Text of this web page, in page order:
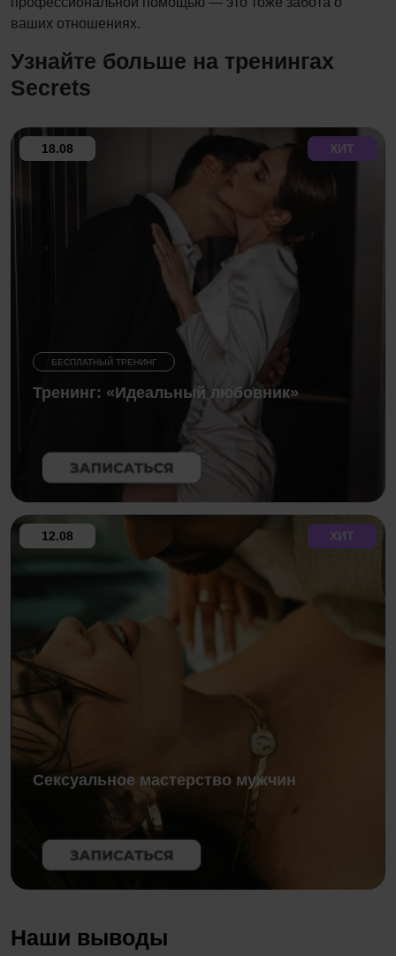
ваших отношениях.
Узнайте больше на тренингах
Secrets
БЕСПЛАТНЫЙ ТРЕНИНГ
Тренинг: «Идеальный любовник»
ХИТ
18.08
Сексуальное мастерство мужчин
ХИТ
12.08
Наши выводы